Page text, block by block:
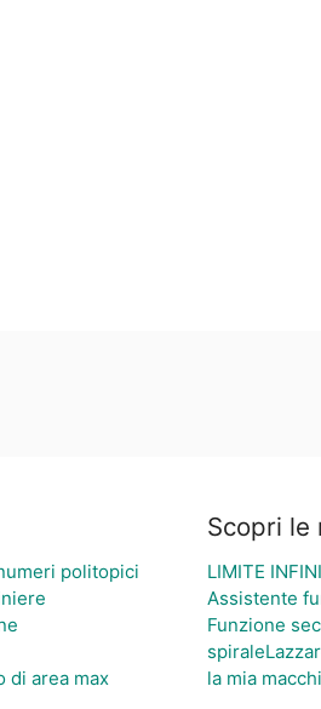
politopici
di area max
Scopri le
LIMITE
Assistente
Funzione
la mia